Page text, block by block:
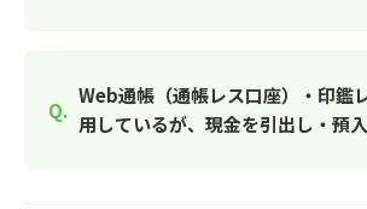
Web通帳（通帳レス口座）・印鑑
用しているが、現金を引出し・預